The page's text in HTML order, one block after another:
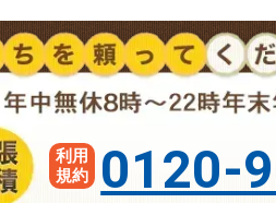
利用
規約
0120-